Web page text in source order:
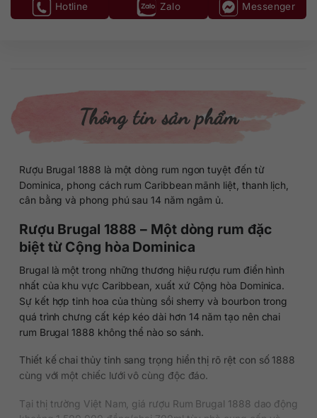
Hotline Zalo Messenger
Thông tin sản phẩm
Rượu Brugal 1888 là một dòng rum ngon tuyệt đến từ
Dominica, phong cách rum Caribbean mãnh liệt, thanh lịch,
cân bằng và phong phú sau 14 năm ngâm ủ.
Rượu Brugal 1888 – Một dòng rum đặc
biệt từ Cộng hòa Dominica
Brugal là một trong những thương hiệu rượu rum điển hình
nhất của khu vực Caribbean, xuất xứ Cộng hòa Dominica.
Sự kết hợp tinh hoa của thùng sồi sherry và bourbon trong
quá trình chưng cất kép kéo dài hơn 14 năm tạo nên chai
rum Brugal 1888 không thể nào so sánh.
Thiết kế chai thủy tinh sang trọng hiển thị rõ rệt con số 1888
cùng với một chiếc lưới vô cùng độc đáo.
Tại thị trường Việt Nam, giá rượu Rum Brugal 1888 dao động